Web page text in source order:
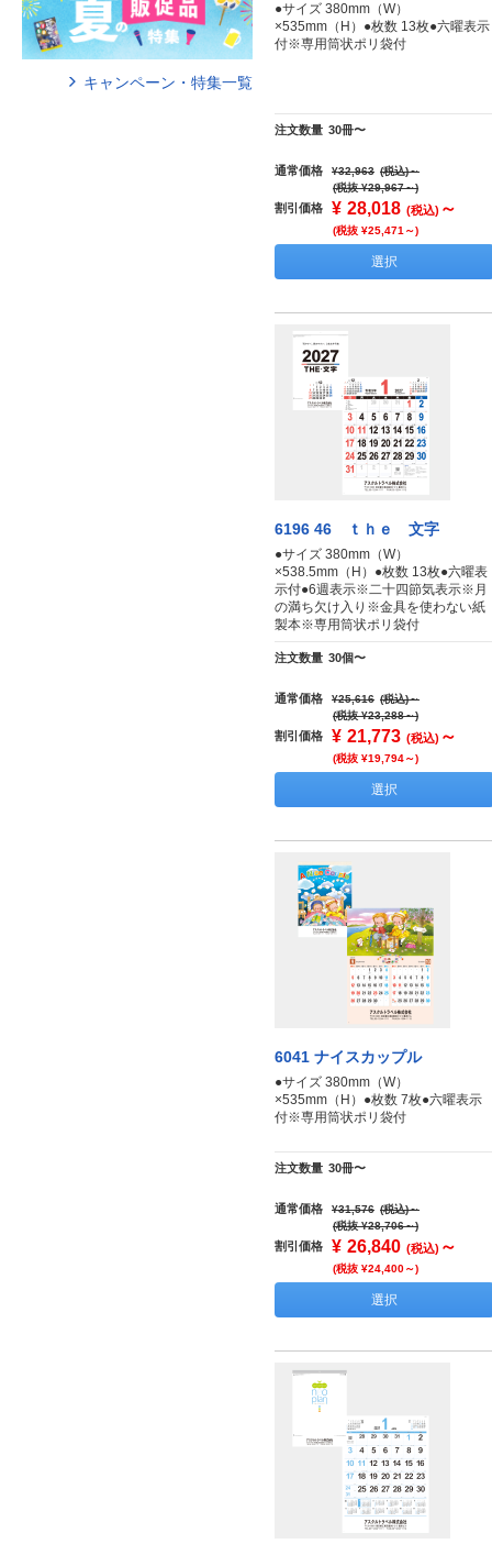
●サイズ 380mm（W）
×535mm（H）●枚数 13枚●六曜表示
付※専用筒状ポリ袋付
注文数量 30冊〜
通常価格 ¥32,963 (税込)～
(税抜 ¥29,967～)
割引価格 ¥ 28,018 (税込) ～
(税抜 ¥25,471～)
選択
6196 46 ｔｈｅ 文字
●サイズ 380mm（W）
×538.5mm（H）●枚数 13枚●六曜表
示付●6週表示※二十四節気表示※月
の満ち欠け入り※金具を使わない紙
製本※専用筒状ポリ袋付
注文数量 30個〜
通常価格 ¥25,616 (税込)～
(税抜 ¥23,288～)
割引価格 ¥ 21,773 (税込) ～
(税抜 ¥19,794～)
選択
6041 ナイスカップル
●サイズ 380mm（W）
×535mm（H）●枚数 7枚●六曜表示
付※専用筒状ポリ袋付
注文数量 30冊〜
通常価格 ¥31,576 (税込)～
(税抜 ¥28,706～)
割引価格 ¥ 26,840 (税込) ～
(税抜 ¥24,400～)
選択
キャンペーン・特集一覧